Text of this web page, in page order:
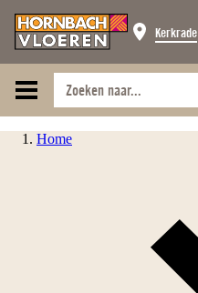
Kerkrade
Home